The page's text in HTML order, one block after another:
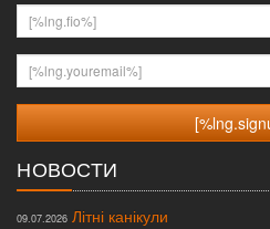
[%lng.fio%]
[%lng.youremail%]
НОВОСТИ
09.07.2026 Літні канікули